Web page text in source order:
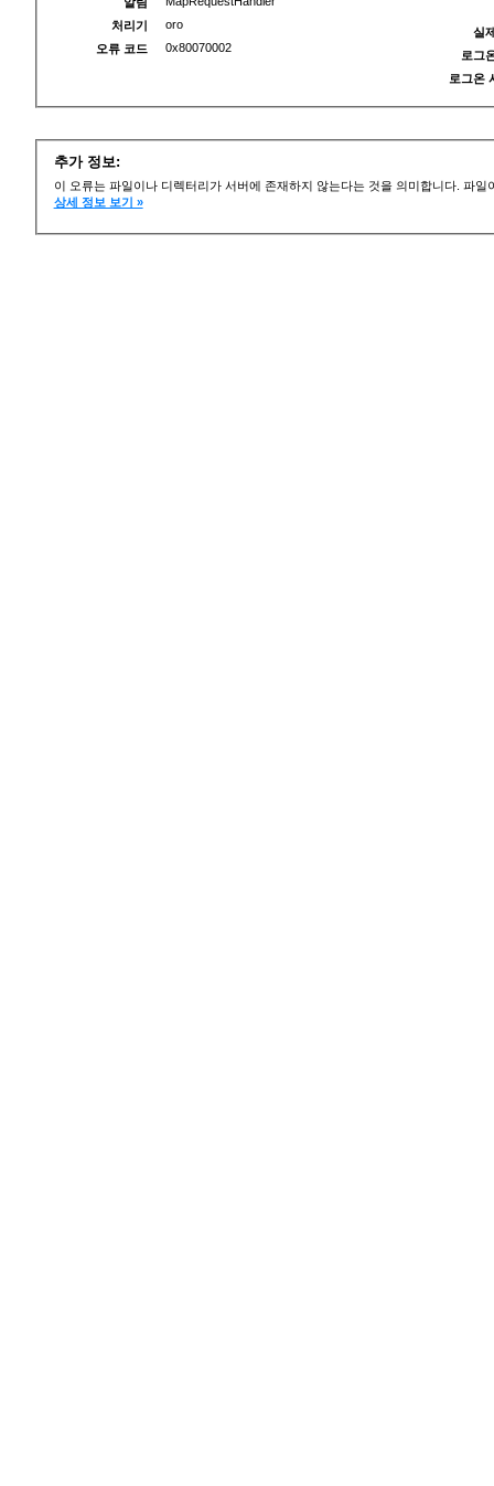
처리기
oro
오류 코드
0x80070002
실
로그
로그온
추가 정보:
이 오류는 파일이나 디렉터리가 서버에 존재하지 않는다는 것을 의미합니다. 파
상세 정보 보기 »